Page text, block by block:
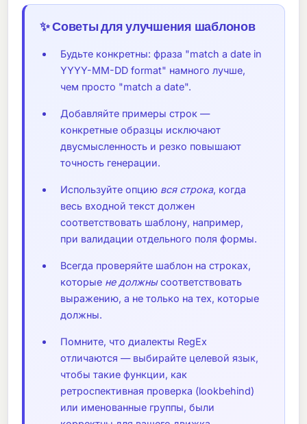
✨ Советы для улучшения шаблонов
Будьте конкретны: фраза "match a date in
YYYY-MM-DD format" намного лучше,
чем просто "match a date".
Добавляйте примеры строк —
конкретные образцы исключают
двусмысленность и резко повышают
точность генерации.
Используйте опцию вся строка, когда
весь входной текст должен
соответствовать шаблону, например,
при валидации отдельного поля формы.
Всегда проверяйте шаблон на строках,
которые не должнысоответствовать
выражению, а не только на тех, которые
должны.
Помните, что диалекты RegEx
отличаются — выбирайте целевой язык,
чтобы такие функции, как
ретроспективная проверка (lookbehind)
или именованные группы, были